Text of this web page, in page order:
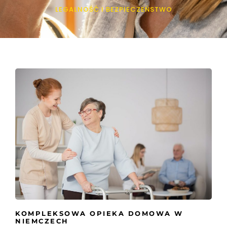
LEGALNOŚĆ I BEZPIECZEŃSTWO
KOMPLEKSOWA OPIEKA DOMOWA W
NIEMCZECH